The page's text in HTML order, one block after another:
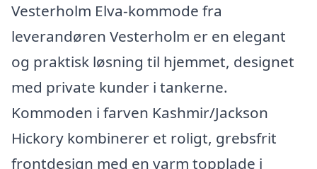
Vesterholm Elva-kommode fra
leverandøren Vesterholm er en elegant
og praktisk løsning til hjemmet, designet
med private kunder i tankerne.
Kommoden i farven Kashmir/Jackson
Hickory kombinerer et roligt, grebsfrit
frontdesign med en varm topplade i